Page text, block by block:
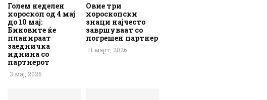
Голем неделен
хороскоп од 4 мај
до 10 мај:
Биковите ќе
планираат
заедничка
иднина со
партнерот
3 мај, 2026
Овие три
хороскопски
знаци најчесто
завршуваат со
погрешен партнер
11 март, 2026